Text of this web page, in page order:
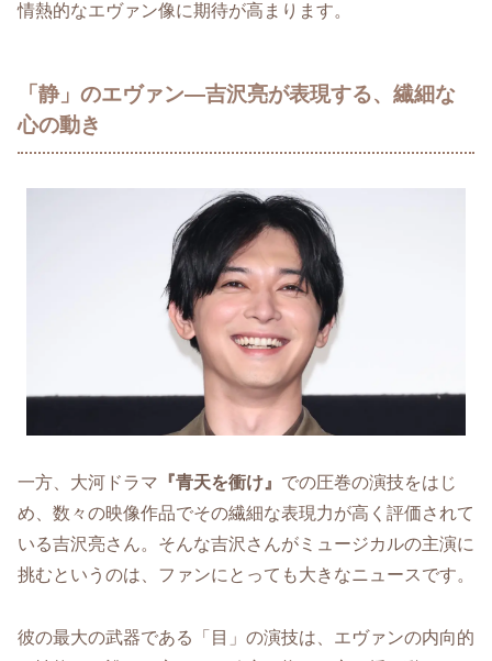
情熱的なエヴァン像に期待が高まります。
「静」のエヴァン―吉沢亮が表現する、繊細な
心の動き
一方、大河ドラマ 『青天を衝け』 での圧巻の演技をはじ
め、数々の映像作品でその繊細な表現力が高く評価されて
いる吉沢亮さん。そんな吉沢さんがミュージカルの主演に
挑むというのは、ファンにとっても大きなニュースです。
彼の最大の武器である「目」の演技は、エヴァンの内向的